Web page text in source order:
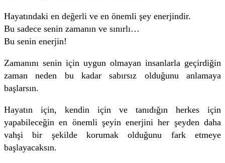
Hayatındaki en değerli ve en önemli şey enerjindir.
Bu sadece senin zamanın ve sınırlı…
Bu senin enerjin!
Zamanını senin için uygun olmayan insanlarla geçirdiğin
zaman neden bu kadar sabırsız olduğunu anlamaya
başlarsın.
Hayatın için, kendin için ve tanıdığın herkes için
yapabileceğin en önemli şeyin enerjini her şeyden daha
vahşi bir şekilde korumak olduğunu fark etmeye
başlayacaksın.